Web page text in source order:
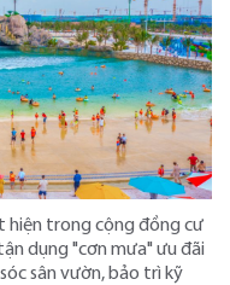
hiện trong cộng đồng cư
dụng "cơn mưa" ưu đãi
sân vườn, bảo trì kỹ